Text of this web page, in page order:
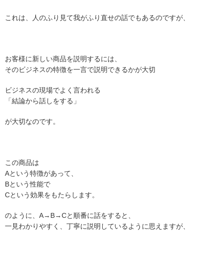
これは、人のふり見て我がふり直せの話でもあるのですが、
お客様に新しい商品を説明するには、
そのビジネスの特徴を一言で説明できるかが大切
ビジネスの現場でよく言われる
「結論から話しをする」
が大切なのです。
この商品は
Aという特徴があって、
Bという性能で
Cという効果をもたらします。
のように、A→B→Cと順番に話をすると、
一見わかりやすく、丁寧に説明しているように思えますが、